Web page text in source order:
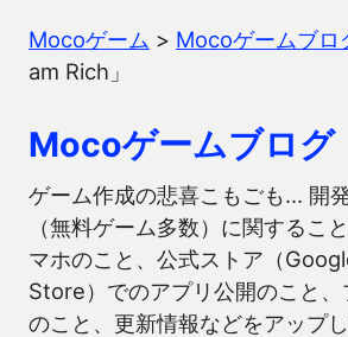
Mocoゲーム > Mocoゲームブロ
am Rich」
Mocoゲームブログ
ゲーム作成の悲喜こもごも… 開
（無料ゲーム多数）に関するこ
マホのこと、公式ストア（
Store）でのアプリ公開のこと
のこと、更新情報などをアップ